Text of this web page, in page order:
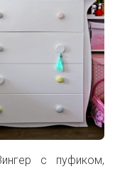
с пуфиком,